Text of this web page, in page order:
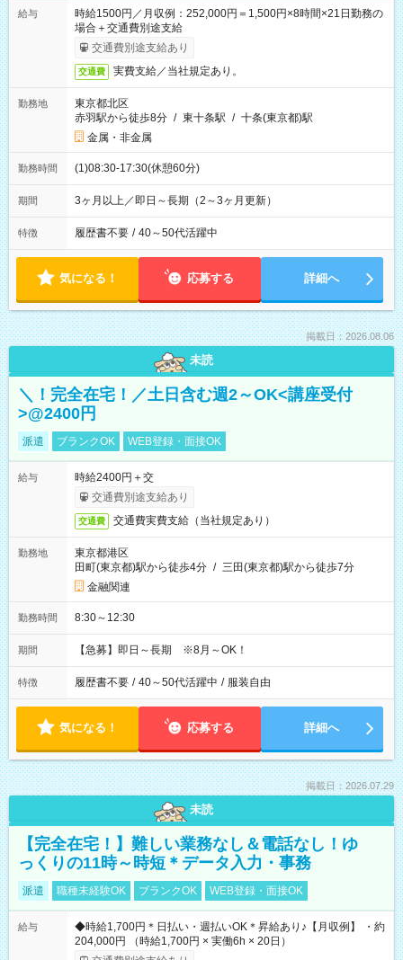
給与
時給1500円／月収例：252,000円＝1,500円×8時間×21日勤務の
場合＋交通費別途支給
交通費別途支給あり
交通費 実費支給／当社規定あり。
勤務地
東京都北区
赤羽駅から徒歩8分 / 東十条駅 / 十条(東京都)駅
金属・非金属
勤務時間 (1)08:30-17:30(休憩60分)
期間 3ヶ月以上／即日～長期（2～3ヶ月更新）
特徴 履歴書不要 / 40～50代活躍中
気になる！ 応募する 詳細へ
掲載日：2026.08.06
未読
＼！完全在宅！／土日含む週2～OK<講座受付
>@2400円
派遣 ブランクOK WEB登録・面接OK
給与
時給2400円＋交
交通費別途支給あり
交通費 交通費実費支給（当社規定あり）
勤務地
東京都港区
田町(東京都)駅から徒歩4分 / 三田(東京都)駅から徒歩7分
金融関連
勤務時間 8:30～12:30
期間 【急募】即日～長期 ※8月～OK！
特徴 履歴書不要 / 40～50代活躍中 / 服装自由
気になる！ 応募する 詳細へ
掲載日：2026.07.29
未読
【完全在宅！】難しい業務なし＆電話なし！ゆ
っくりの11時～時短＊データ入力・事務
派遣 職種未経験OK ブランクOK WEB登録・面接OK
給与
◆時給1,700円＊日払い・週払いOK＊昇給あり♪【月収例】 ・約
204,000円 （時給1,700円 × 実働6h × 20日）